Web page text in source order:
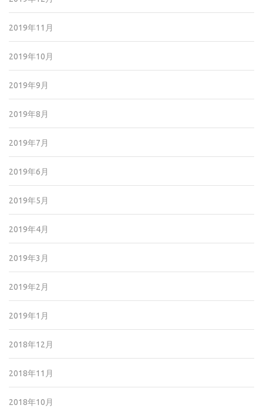
2019年11月
2019年10月
2019年9月
2019年8月
2019年7月
2019年6月
2019年5月
2019年4月
2019年3月
2019年2月
2019年1月
2018年12月
2018年11月
2018年10月